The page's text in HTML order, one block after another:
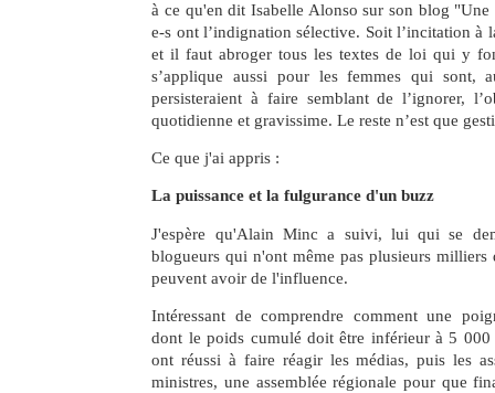
à ce qu'en dit Isabelle Alonso sur son blog
e-s ont l’indignation sélective. Soit l’incitation à
et il faut abroger tous les textes de loi qui y
s’applique aussi pour les femmes qui sont,
persisteraient à faire semblant de l’ignorer,
quotidienne et gravissime. Le reste n’est que
Ce que j'ai appris :
La puissance et la fulgurance d'un buzz
J'espère qu'Alain Minc a suivi, lui qui se
blogueurs qui n'ont même pas plusieurs
peuvent avoir de l'influence.
Intéressant de comprendre comment une
dont le poids cumulé doit être inférieur à 5 000
ont réussi à faire réagir les médias, puis les
ministres, une assemblée régionale pour que